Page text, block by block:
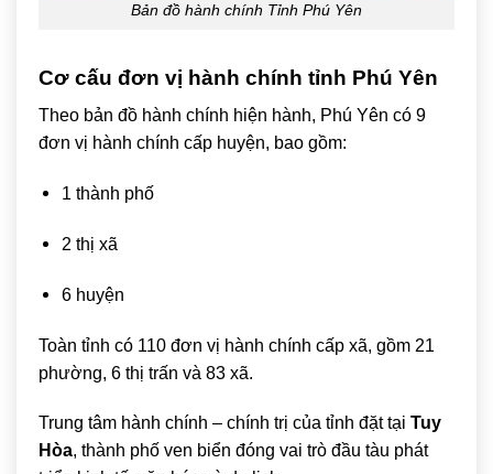
Bản đồ hành chính Tỉnh Phú Yên
Cơ cấu đơn vị hành chính tỉnh Phú Yên
Theo bản đồ hành chính hiện hành, Phú Yên có 9
đơn vị hành chính cấp huyện, bao gồm:
1 thành phố
2 thị xã
6 huyện
Toàn tỉnh có 110 đơn vị hành chính cấp xã, gồm 21
phường, 6 thị trấn và 83 xã.
Trung tâm hành chính – chính trị của tỉnh đặt tại Tuy
Hòa, thành phố ven biển đóng vai trò đầu tàu phát